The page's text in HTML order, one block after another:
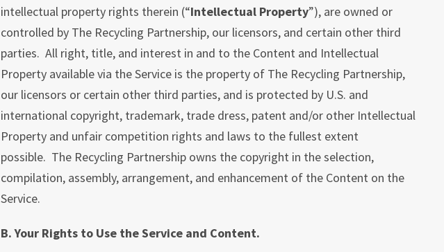
intellectual property rights therein (“Intellectual Property”), are owned or
controlled by The Recycling Partnership, our licensors, and certain other third
parties. All right, title, and interest in and to the Content and Intellectual
Property available via the Service is the property of The Recycling Partnership,
our licensors or certain other third parties, and is protected by U.S. and
international copyright, trademark, trade dress, patent and/or other Intellectual
Property and unfair competition rights and laws to the fullest extent
possible. The Recycling Partnership owns the copyright in the selection,
compilation, assembly, arrangement, and enhancement of the Content on the
Service.
B. Your Rights to Use the Service and Content.